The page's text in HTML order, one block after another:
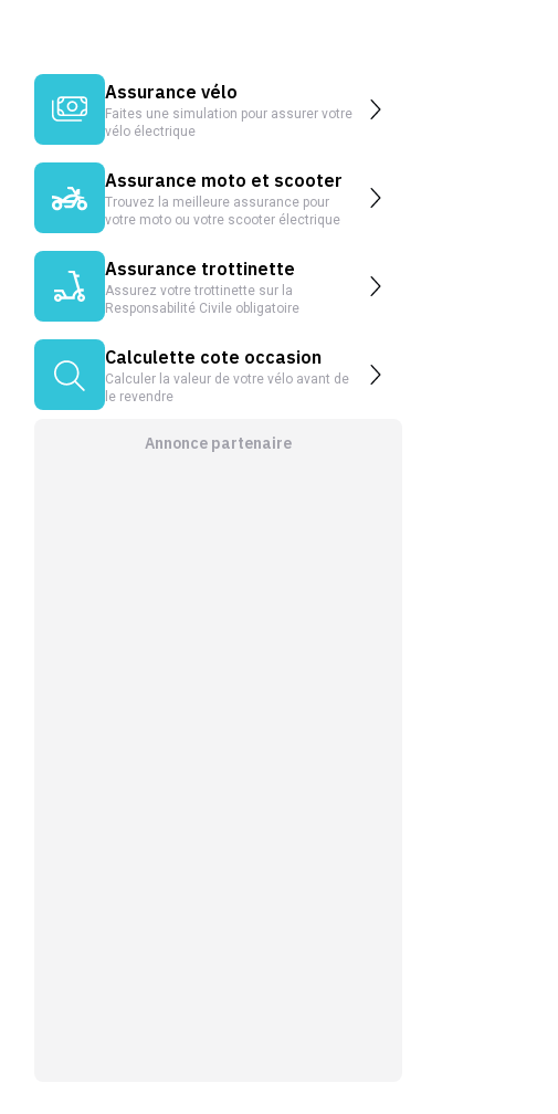
Assurance vélo
Faites une simulation pour assurer votre
vélo électrique
Assurance moto et scooter
Trouvez la meilleure assurance pour
votre moto ou votre scooter électrique
Assurance trottinette
Assurez votre trottinette sur la
Responsabilité Civile obligatoire
Calculette cote occasion
Calculer la valeur de votre vélo avant de
le revendre
Annonce partenaire